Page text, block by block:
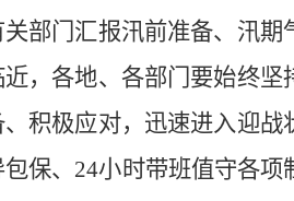
门汇报汛前准备、汛期
，各地、各部门要始终
积极应对，迅速进入迎
保、24小时带班值守各